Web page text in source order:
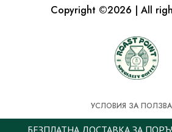
Copyright ©2026 | All
УСЛОВИЯ ЗА
БЕЗПЛАТНА ДОСТАВКА ЗА